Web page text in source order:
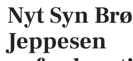
Nyt Syn
Jeppesen